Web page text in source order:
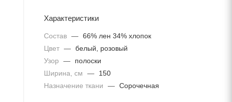
Характеристики
Состав — 66% лен 34% хлопок
Цвет — белый, розовый
Узор
—
полоски
Ширина, см
—
150
Назначение ткани
— Сорочечная